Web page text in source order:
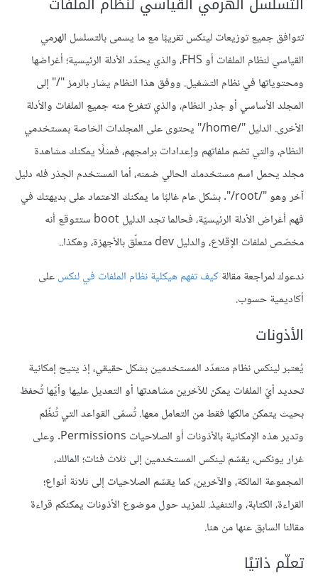
تتوافق جميع توزيعات لينكس تقريبًا مع ما يسمى بالتسلسل الهرمي
القياسي لنظام الملفات أو FHS، والذي يحدّد الأدلة الرئيسية؛ أغراضها
ومحتوياتها في نظام التشغيل. ووفق هذا النظام يشار بالرمز "/" إلى
المجلد الأساسي أو جذر النظام، والذي تتفرع منه جميع الملفات والأدلة
الأخرى. الدليل "/home/" يحتوى على المجلدات الخاصة بمستخدمي
النظام، والتي تضم ملفاتهم وإعدادات برامجهم، فمثلًا يمكنك مشاهدة
مجلد يحمل اسم مستخدمك الحالي ضمنه، أما المستخدم الجذر فله دليل
آخر وهو "/root/". بشكل عام غالبًا ما يمكنك الاعتماد على بديهتك في
فهم أغراض الأدلة الرئيسيّة، فحالما تجد الدليل boot ستتوقع أنه
مخصّص لملفات الإقلاع، والدليل dev متعلّق بالأجهزة، وهكذا..
ندعوك لمراجعة مقالةكيف تفهم هيكلية نظام الملفات في لنكسعلى
أكاديمية حسوب.
الأذونات
يُعتبر لينكس نظام متعدّد المستخدمين بشكل حقيقي، إذ يتيح إمكانية
تحديد أيّ الملفات يمكن للآخرين مشاهدتها أو التعديل عليها وأيّها تُحفظ
بحيث يتمكن مالكها فقط من التعامل معها. تُسمّى القواعد التي تُنظّم
وتدير هذه الإمكانية بالأذونات أو الصلاحيات Permissions. وعلى
غرار يونكس، يقسّم لينكس المستخدمين إلى ثلاث فئات؛ المالك،
المجموعة المالكة، والآخرين، كما يقسّم الصلاحيات إلى ثلاثة أنواع؛
القراءة، الكتابة، والتنفيذ. للمزيد حول موضوع الأذونات يمكنكم قراءة
مقالنا السابق عنها من هنا.
تعلّم ذاتيًا